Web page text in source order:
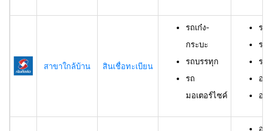
สาขาใกล้บ้าน สินเชื่อทะเบียน
รถเก๋ง-
กระบะ
รถบรรทุก
รถ
มอเตอร์ไซค์
รถ
รถ
รถ
อา
อา
อา